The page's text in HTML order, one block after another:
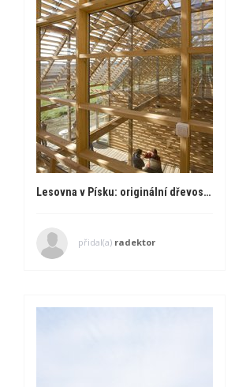
Lesovna v Písku: originální dřevostavba, se kterou byly problémy
přidal(a) radektor